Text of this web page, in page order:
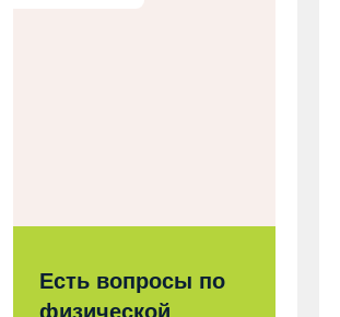
Есть вопросы по
физической